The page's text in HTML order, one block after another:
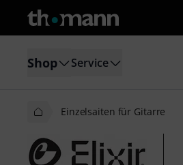
Shop Service
Einzelsaiten für Gitarre